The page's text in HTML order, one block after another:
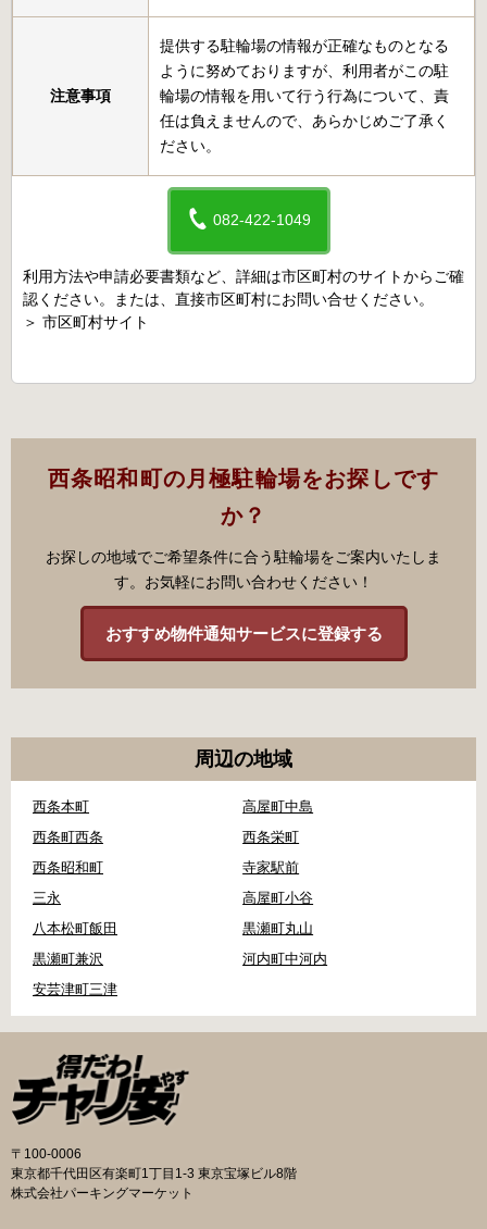
注意事項
提供する駐輪場の情報が正確なものとなる
ように努めておりますが、利用者がこの駐
輪場の情報を用いて行う行為について、責
任は負えませんので、あらかじめご了承く
ださい。
082-422-1049
利用方法や申請必要書類など、詳細は市区町村のサイトからご確
認ください。または、直接市区町村にお問い合せください。
＞ 市区町村サイト
西条昭和町の月極駐輪場をお探しです
か？
お探しの地域でご希望条件に合う駐輪場をご案内いたしま
す。お気軽にお問い合わせください！
おすすめ物件通知サービスに登録する
周辺の地域
西条本町
高屋町中島
西条町西条
西条栄町
西条昭和町
寺家駅前
三永
高屋町小谷
八本松町飯田
黒瀬町丸山
黒瀬町兼沢
河内町中河内
安芸津町三津
〒100-0006
東京都千代田区有楽町1丁目1-3 東京宝塚ビル8階
株式会社パーキングマーケット